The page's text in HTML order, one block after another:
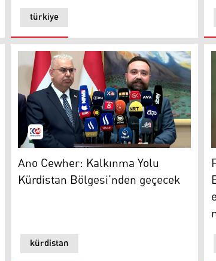
türkiye
birbirine bağlamak anlamına geliyor
Ano Cewher: Kalkınma Yolu Kürdistan
kürdistan
Ano Cewher: Kalkınma Yolu
Kürdistan Bölgesi’nden geçecek